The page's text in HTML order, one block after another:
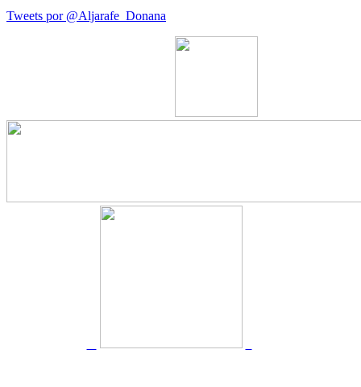
Tweets por @Aljarafe_Donana